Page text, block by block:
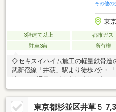
その他の
東
3階建て以上 都市ガス
駐車3台
所有権
◇セキスイハイム施工の軽量鉄骨造
武新宿線「井荻」駅より徒歩7分・
地につき通風・採光良好◇約86坪の
住宅として利用可能◇セキスイハイ
件
東京都杉並区井草５